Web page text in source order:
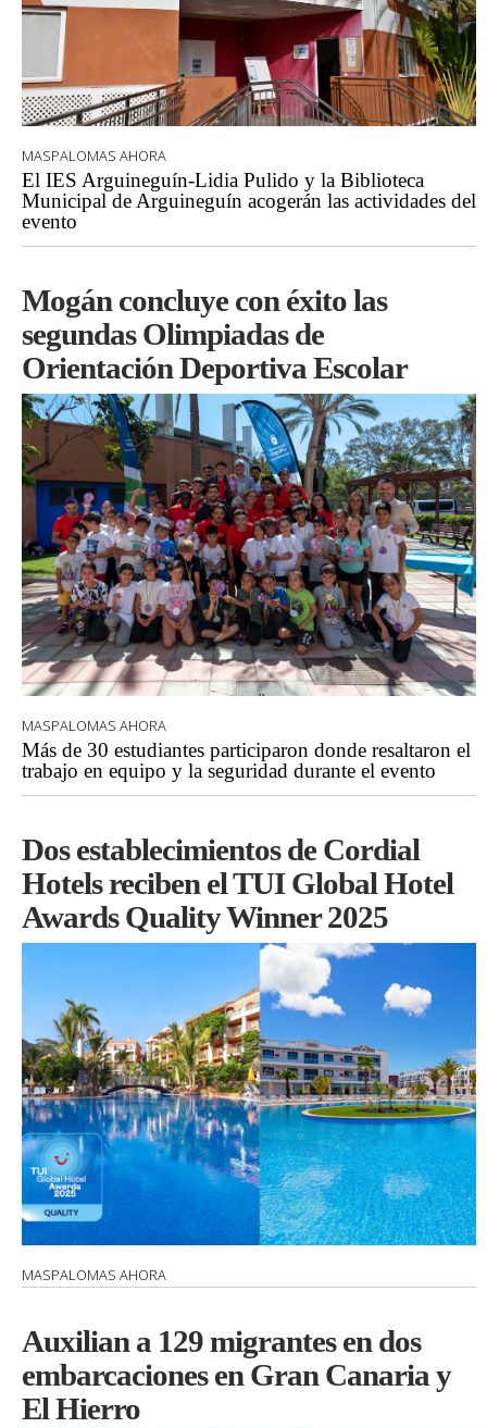
MASPALOMAS AHORA
El IES Arguineguín-Lidia Pulido y la Biblioteca
Municipal de Arguineguín acogerán las actividades del
evento
Mogán concluye con éxito las
segundas Olimpiadas de
Orientación Deportiva Escolar
MASPALOMAS AHORA
Más de 30 estudiantes participaron donde resaltaron el
trabajo en equipo y la seguridad durante el evento
Dos establecimientos de Cordial
Hotels reciben el TUI Global Hotel
Awards Quality Winner 2025
MASPALOMAS AHORA
Auxilian a 129 migrantes en dos
embarcaciones en Gran Canaria y
El Hierro